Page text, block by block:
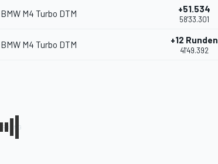
BMW M4 Turbo DTM +51.534
58'33.301
BMW M4 Turbo DTM +12 Runden
41'49.392